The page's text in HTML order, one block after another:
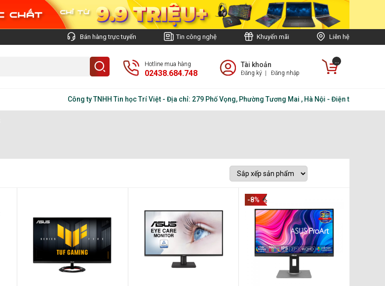
Bán hàng trực tuyến Tin công nghệ Khuyến mãi Liên hệ
Hotline mua hàng
02438.684.748
Tài khoản
Đăng ký Đăng nhập
...
Công ty TNHH Tin học Trí Việt - Địa chỉ: 279 Phố Vọng, Phường Tương Mai , Hà Nội - Điện thoại:
-8%